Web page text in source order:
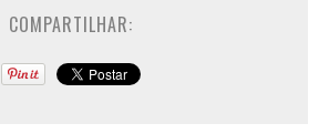
COMPARTILHAR: